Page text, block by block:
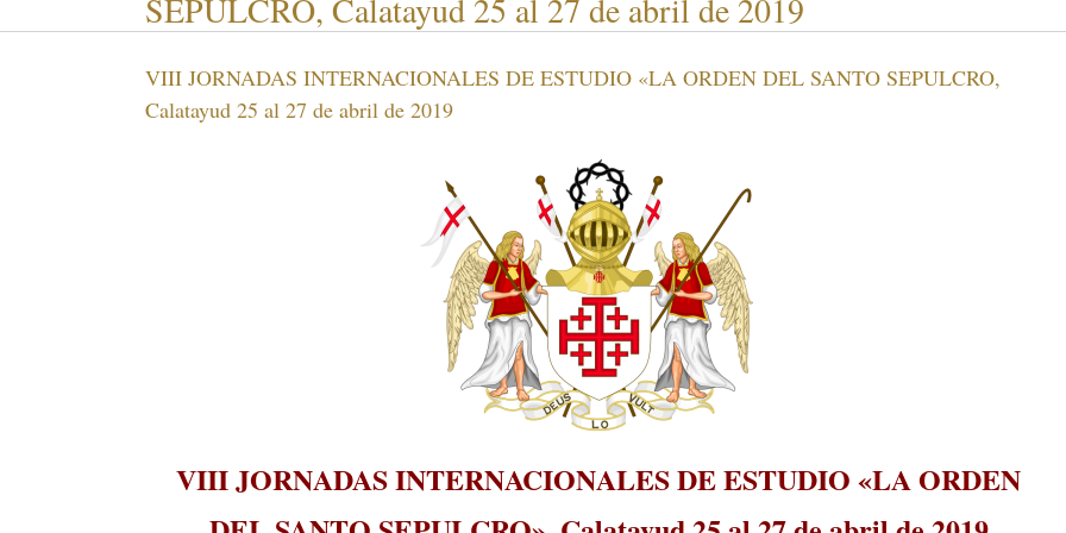
SEPULCRO, Calatayud 25 al 27 de abril de 2019
VIII JORNADAS INTERNACIONALES DE ESTUDIO «LA ORDEN DEL SANTO SEPULCRO,
Calatayud 25 al 27 de abril de 2019
VIII JORNADAS INTERNACIONALES DE ESTUDIO «LA ORDEN